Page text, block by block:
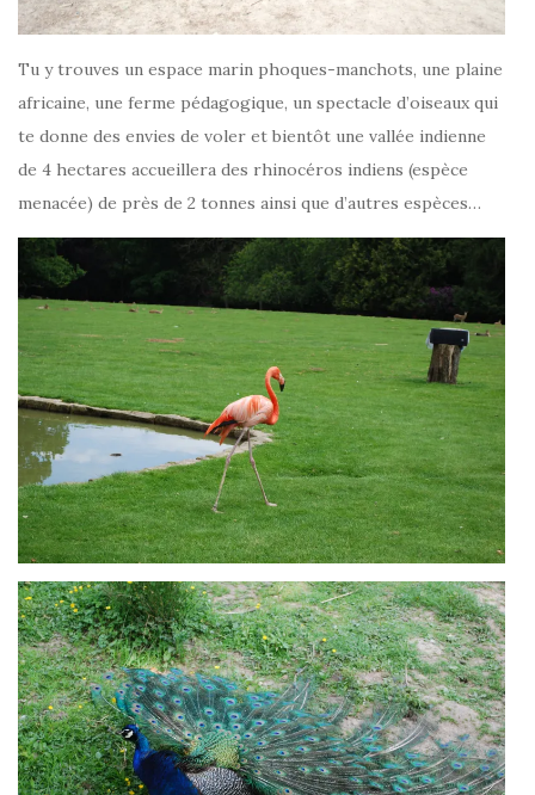
Tu y trouves un espace marin phoques-manchots, une plaine
africaine, une ferme pédagogique, un spectacle d’oiseaux qui
te donne des envies de voler et bientôt une vallée indienne
de 4 hectares accueillera des rhinocéros indiens (espèce
menacée) de près de 2 tonnes ainsi que d’autres espèces…